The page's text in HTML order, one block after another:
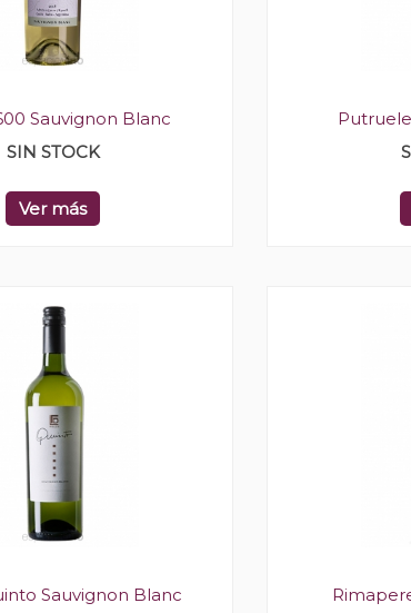
Sauvignon Blanc
SIN STOCK
Ver más
Sauvignon Blanc